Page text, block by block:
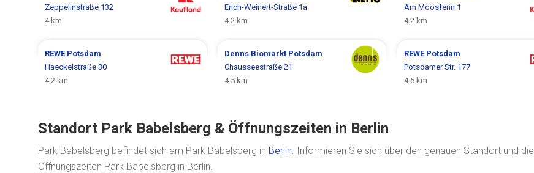
Zeppelinstraße 132
4 km
Erich-Weinert-Straße 1a
4.2 km
Am Moosfenn 1
4.2 km
REWE Potsdam
Haeckelstraße 30
4.2 km
Denns Biomarkt Potsdam
Chausseestraße 21
4.5 km
REWE Potsdam
Potsdamer Str. 177
4.5 km
Standort Park Babelsberg & Öffnungszeiten in Berlin
Park Babelsberg befindet sich am Park Babelsberg in Berlin. Informieren Sie sich über den genauen Standort und die
Öffnungszeiten Park Babelsberg in Berlin.